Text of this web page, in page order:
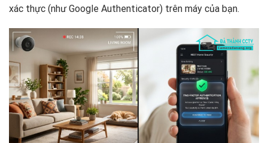
xác thực (như Google Authenticator) trên máy của bạn.